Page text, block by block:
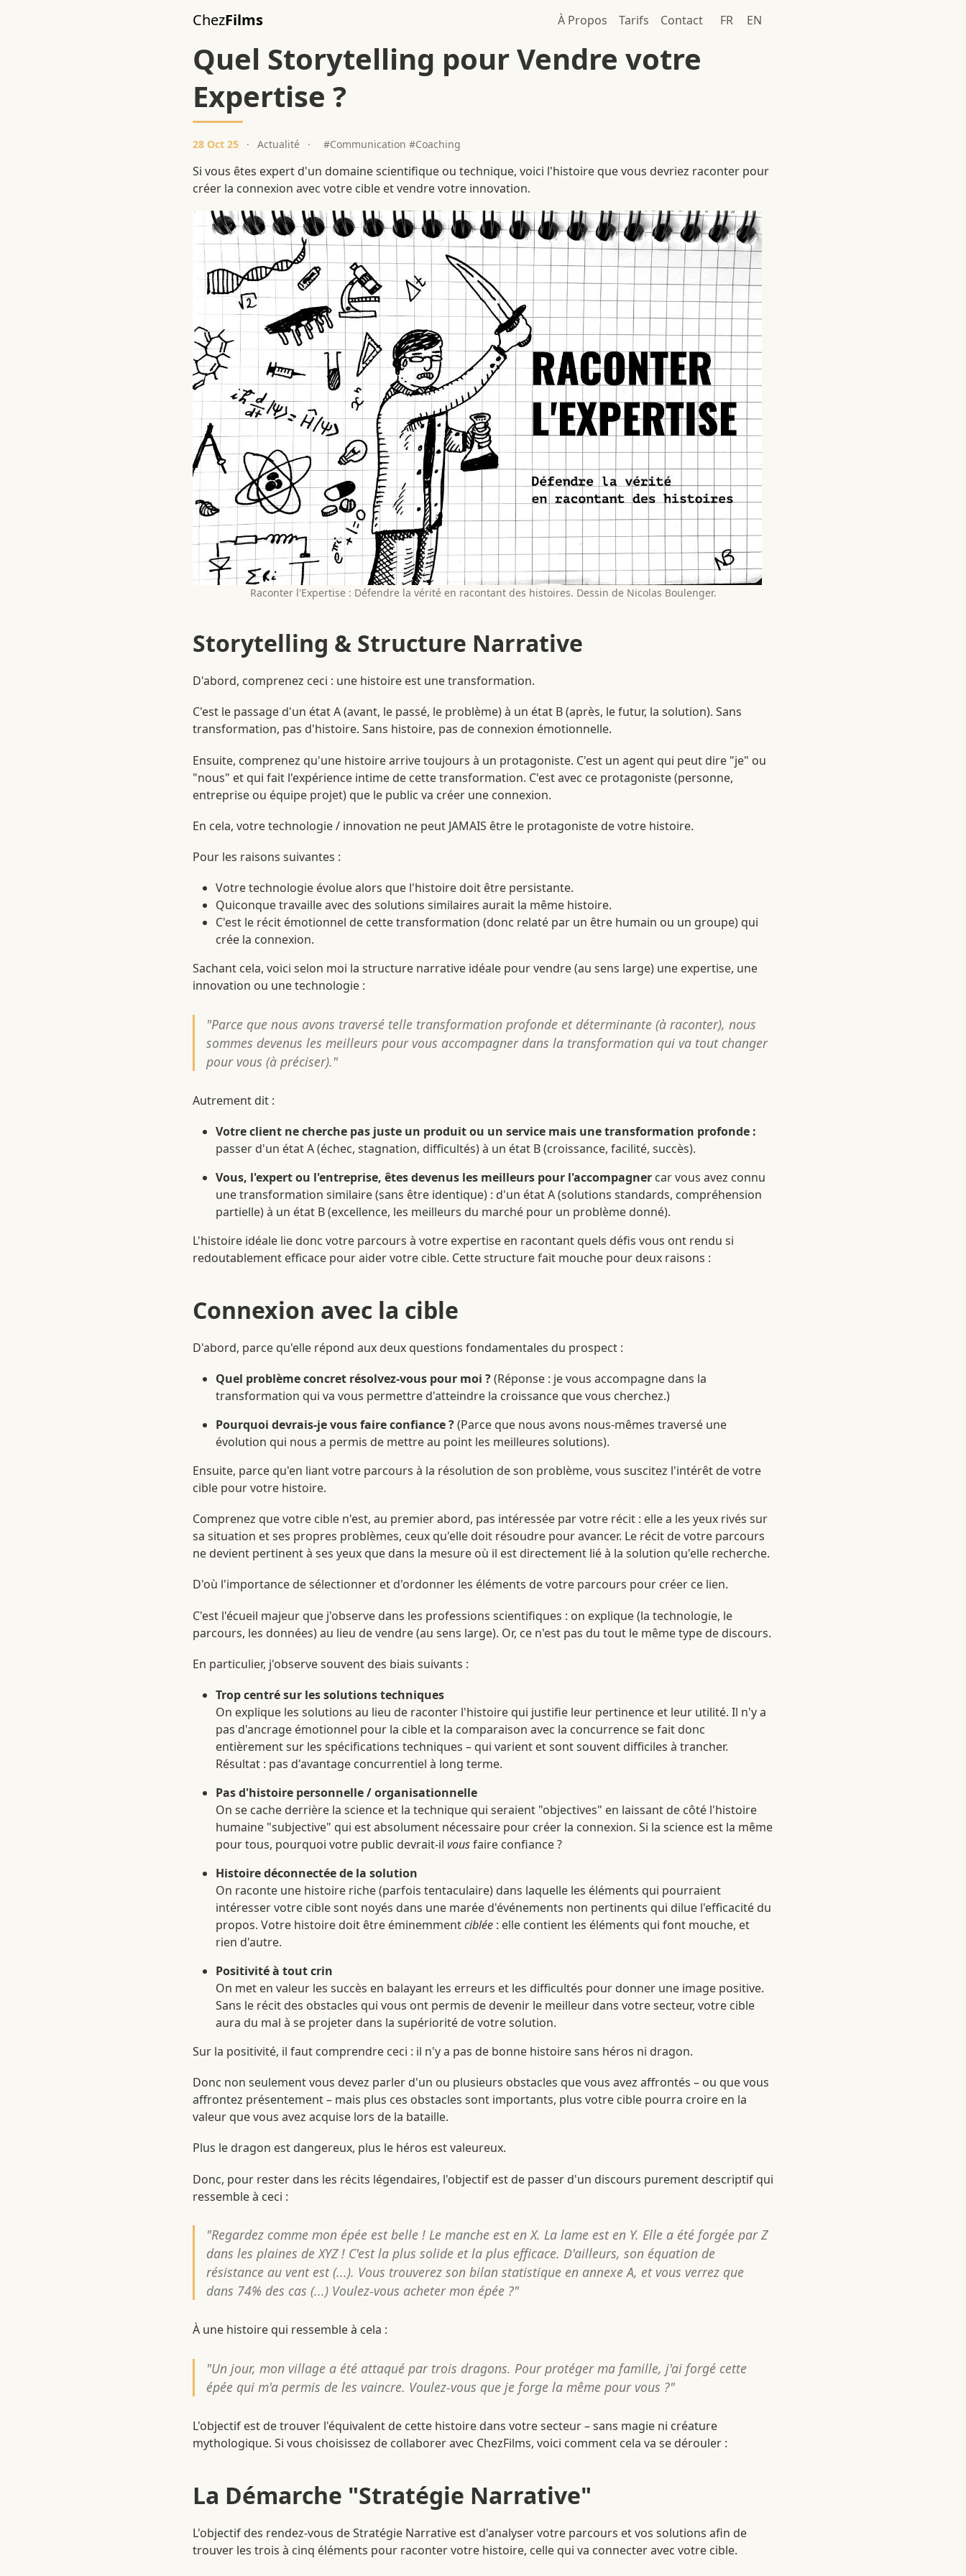
ChezFilms Navigation principale
À Propos Tarifs Contact FR EN
Quel Storytelling pour Vendre votre
Expertise ?
28 Oct 25 · Actualité · #Communication #Coaching
Si vous êtes expert d'un domaine scientifique ou technique, voici l'histoire que vous devriez raconter pour
créer la connexion avec votre cible et vendre votre innovation.
Image
Raconter l'Expertise : Défendre la vérité en racontant des histoires. Dessin de Nicolas Boulenger.
Storytelling & Structure Narrative
D'abord, comprenez ceci : une histoire est une transformation.
C'est le passage d'un état A (avant, le passé, le problème) à un état B (après, le futur, la solution). Sans
transformation, pas d'histoire. Sans histoire, pas de connexion émotionnelle.
Ensuite, comprenez qu'une histoire arrive toujours à un protagoniste. C'est un agent qui peut dire "je" ou
"nous" et qui fait l'expérience intime de cette transformation. C'est avec ce protagoniste (personne,
entreprise ou équipe projet) que le public va créer une connexion.
En cela, votre technologie / innovation ne peut JAMAIS être le protagoniste de votre histoire.
Pour les raisons suivantes :
Votre technologie évolue alors que l'histoire doit être persistante.
Quiconque travaille avec des solutions similaires aurait la même histoire.
C'est le récit émotionnel de cette transformation (donc relaté par un être humain ou un groupe) qui
crée la connexion.
Sachant cela, voici selon moi la structure narrative idéale pour vendre (au sens large) une expertise, une
innovation ou une technologie :
"Parce que nous avons traversé telle transformation profonde et déterminante (à raconter), nous
sommes devenus les meilleurs pour vous accompagner dans la transformation qui va tout changer
pour vous (à préciser)."
Autrement dit :
Votre client ne cherche pas juste un produit ou un service mais une transformation profonde :
passer d'un état A (échec, stagnation, difficultés) à un état B (croissance, facilité, succès).
Vous, l'expert ou l'entreprise, êtes devenus les meilleurs pour l'accompagner car vous avez connu
une transformation similaire (sans être identique) : d'un état A (solutions standards, compréhension
partielle) à un état B (excellence, les meilleurs du marché pour un problème donné).
L'histoire idéale lie donc votre parcours à votre expertise en racontant quels défis vous ont rendu si
redoutablement efficace pour aider votre cible. Cette structure fait mouche pour deux raisons :
Connexion avec la cible
D'abord, parce qu'elle répond aux deux questions fondamentales du prospect :
Quel problème concret résolvez-vous pour moi ?(Réponse : je vous accompagne dans la
transformation qui va vous permettre d'atteindre la croissance que vous cherchez.)
Pourquoi devrais-je vous faire confiance ?(Parce que nous avons nous-mêmes traversé une
évolution qui nous a permis de mettre au point les meilleures solutions).
Ensuite, parce qu'en liant votre parcours à la résolution de son problème, vous suscitez l'intérêt de votre
cible pour votre histoire.
Comprenez que votre cible n'est, au premier abord, pas intéressée par votre récit : elle a les yeux rivés sur
sa situation et ses propres problèmes, ceux qu'elle doit résoudre pour avancer. Le récit de votre parcours
ne devient pertinent à ses yeux que dans la mesure où il est directement lié à la solution qu'elle recherche.
D'où l'importance de sélectionner et d'ordonner les éléments de votre parcours pour créer ce lien.
C'est l'écueil majeur que j'observe dans les professions scientifiques : on explique (la technologie, le
parcours, les données) au lieu de vendre (au sens large). Or, ce n'est pas du tout le même type de discours.
En particulier, j'observe souvent des biais suivants :
Trop centré sur les solutions techniques
On explique les solutions au lieu de raconter l'histoire qui justifie leur pertinence et leur utilité. Il n'y a
pas d'ancrage émotionnel pour la cible et la comparaison avec la concurrence se fait donc
entièrement sur les spécifications techniques – qui varient et sont souvent difficiles à trancher.
Résultat : pas d'avantage concurrentiel à long terme.
Pas d'histoire personnelle / organisationnelle
On se cache derrière la science et la technique qui seraient "objectives" en laissant de côté l'histoire
humaine "subjective" qui est absolument nécessaire pour créer la connexion. Si la science est la même
pour tous, pourquoi votre public devrait-il vousfaire confiance ?
Histoire déconnectée de la solution
On raconte une histoire riche (parfois tentaculaire) dans laquelle les éléments qui pourraient
intéresser votre cible sont noyés dans une marée d'événements non pertinents qui dilue l'efficacité du
propos. Votre histoire doit être éminemmentciblée : elle contient les éléments qui font mouche, et
rien d'autre.
Positivité à tout crin
On met en valeur les succès en balayant les erreurs et les difficultés pour donner une image positive.
Sans le récit des obstacles qui vous ont permis de devenir le meilleur dans votre secteur, votre cible
aura du mal à se projeter dans la supériorité de votre solution.
Sur la positivité, il faut comprendre ceci : il n'y a pas de bonne histoire sans héros ni dragon.
Donc non seulement vous devez parler d'un ou plusieurs obstacles que vous avez affrontés – ou que vous
affrontez présentement – mais plus ces obstacles sont importants, plus votre cible pourra croire en la
valeur que vous avez acquise lors de la bataille.
Plus le dragon est dangereux, plus le héros est valeureux.
Donc, pour rester dans les récits légendaires, l'objectif est de passer d'un discours purement descriptif qui
ressemble à ceci :
"Regardez comme mon épée est belle ! Le manche est en X. La lame est en Y. Elle a été forgée par Z
dans les plaines de XYZ ! C'est la plus solide et la plus efficace. D'ailleurs, son équation de
résistance au vent est (...). Vous trouverez son bilan statistique en annexe A, et vous verrez que
dans 74% des cas (...) Voulez-vous acheter mon épée ?"
À une histoire qui ressemble à cela :
"Un jour, mon village a été attaqué par trois dragons. Pour protéger ma famille, j'ai forgé cette
épée qui m'a permis de les vaincre. Voulez-vous que je forge la même pour vous ?"
L'objectif est de trouver l'équivalent de cette histoire dans votre secteur – sans magie ni créature
mythologique. Si vous choisissez de collaborer avec ChezFilms, voici comment cela va se dérouler :
La Démarche "Stratégie Narrative"
L'objectif des rendez-vous de Stratégie Narrative est d'analyser votre parcours et vos solutions afin de
trouver les trois à cinq éléments pour raconter votre histoire, celle qui va connecter avec votre cible.